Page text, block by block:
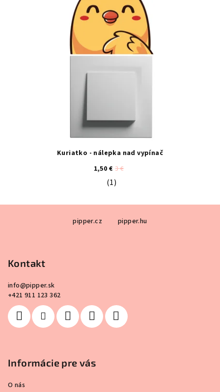
Kuriatko - nálepka nad vypínač
1,50 € 3 €
Priemerné hodnotenie produktu
(1)
pipper.cz pipper.hu
Kontakt
info@pipper.sk
+421 911 123 362
Informácie pre vás
O nás